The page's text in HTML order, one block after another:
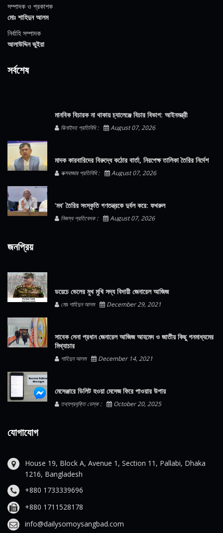
সম্পাদক ও প্রকাশক
মোঃ শাহিদুন আলম
নির্বাহি সম্পাদক
আলাউদ্দিন ভুইয়া
সর্বশেষ
মানবিক বিচারক না থাকায় চ্যালেঞ্জে বিচার বিভাগ: আইনমন্ত্রী
ঝিনাইদহ প্রতিনিধি : August 07, 2026
মাদক কারবারিদের বিরুদ্ধে কঠোর বার্তা, নিরপেক্ষ তালিকা তৈরির নির্দেশ
কক্সবাজার প্রতিনিধি : August 07, 2026
‘মব’ তৈরির সংস্কৃতি গণতন্ত্রকে দুর্বল করে: ফখরুল
নিজস্ব প্রতিবেদক : August 07, 2026
জনপ্রিয়
ডয়েচে ভেলের মুখ মুখি সদ্য বিদায়ী জেনারেল আজিজ
মোঃ শাহিদুন আলম December 29, 2021
সাবেক সেনা প্রধান জেনারেল আজিজ আহমেদ ও জাতীয় কিছু গনমাধ্যমের
মিথ্যাচার
শাহিদুন আলম December 14, 2021
মেসেঞ্জারে ডিলিট হওয়া মেসেজ ফিরে পাওয়ার উপায়
তথ্যপ্রযুক্তি ডেস্ক : October 20, 2025
যোগাযোগ
House 19, Block A, Avenue 1, Section 11, Pallabi, Dhaka
1216, Bangladesh
+880 1733339696
+880 1711528178
info@dailysomoysangbad.com